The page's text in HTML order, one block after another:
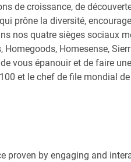
de croissance, de
prône la diversité,
nos quatre sièges sociaux
Homesense,
vous épanouir et de faire
et le chef de file mondial
proven by engaging and